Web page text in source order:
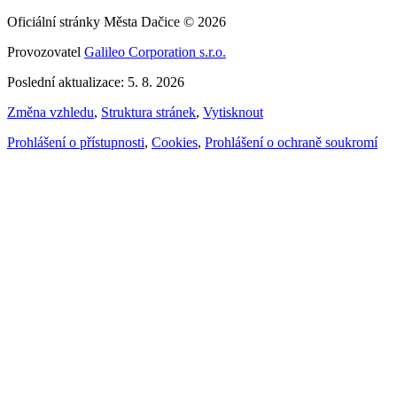
Oficiální stránky Města Dačice © 2026
Provozovatel Galileo Corporation s.r.o.
Poslední aktualizace: 5. 8. 2026
Změna vzhledu, Struktura stránek, Vytisknout
Prohlášení o přístupnosti, Cookies, Prohlášení o ochraně soukromí